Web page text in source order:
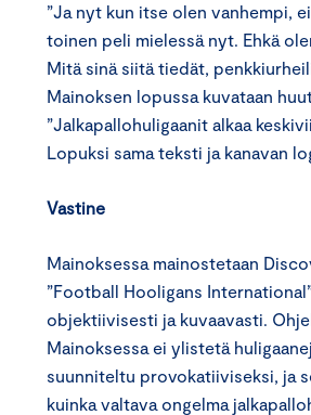
”Ja nyt kun itse olen vanhempi,
toinen peli mielessä nyt. Ehkä
Mitä sinä siitä tiedät,
Mainoksen lopussa kuvataan
”Jalkapallohuligaanit alkaa
Lopuksi sama teksti ja kanavan
Vastine
Mainoksessa mainostetaan
”Football Hooligans
objektiivisesti ja kuvaavasti.
Mainoksessa ei ylistetä
suunniteltu provokatiiviseksi, ja
kuinka valtava ongelma